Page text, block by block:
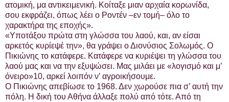
ατομική, μα αντικειμενική. Κοίταξε μιαν αρχαία κορωνίδα,
σου εκφράζει, όπως λέει ο Ροντέν –εν τομή– όλο το
χαρακτήρα της εποχής».
«Υποτάξου πρώτα στη γλώσσα του λαού, και, αν είσαι
αρκετός κυρίεψέ την», θα γράψει ο Διονύσιος Σολωμός. Ο
Πικιώνης το κατάφερε. Κατάφερε να κυριέψει τη γλώσσα του
λαού μας και να την εξυψώσει. Μας μιλάει με «λογισμό και μ’
όνειρο»10, αρκεί λοιπόν ν’ αγροικήσουμε.
Ο Πικιώνης απεβίωσε το 1968. Δεν χωρούσε πια σ’ αυτή την
πόλη. Η δική του Αθήνα άλλαξε πολύ από τότε. Από τη